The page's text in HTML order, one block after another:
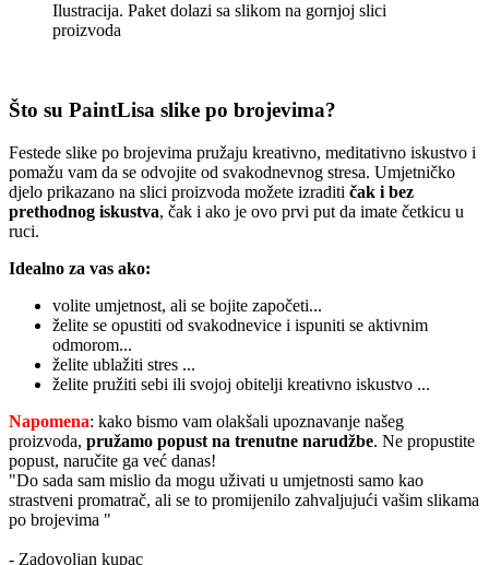
Ilustracija. Paket dolazi sa slikom na gornjoj slici
proizvoda
Što su PaintLisa slike po brojevima?
Festede slike po brojevima pružaju kreativno, meditativno iskustvo i
pomažu vam da se odvojite od svakodnevnog stresa. Umjetničko
djelo prikazano na slici proizvoda možete izraditi čak i bez
prethodnog iskustva, čak i ako je ovo prvi put da imate četkicu u
ruci.
Idealno za vas ako:
volite umjetnost, ali se bojite započeti...
želite se opustiti od svakodnevice i ispuniti se aktivnim
odmorom...
želite ublažiti stres ...
želite pružiti sebi ili svojoj obitelji kreativno iskustvo ...
Napomena: kako bismo vam olakšali upoznavanje našeg
proizvoda, pružamo popust na trenutne narudžbe. Ne propustite
popust, naručite ga već danas!
"Do sada sam mislio da mogu uživati u umjetnosti samo kao
strastveni promatrač, ali se to promijenilo zahvaljujući vašim slikama
po brojevima "
- Zadovoljan kupac